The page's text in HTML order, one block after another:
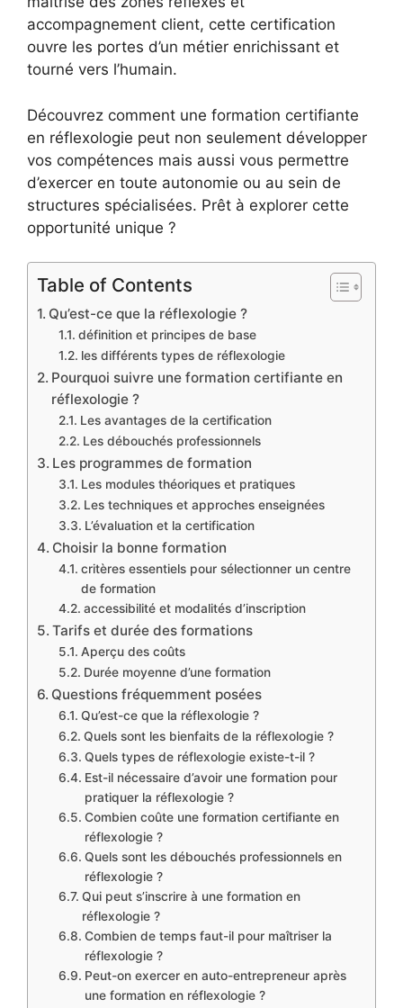
accompagnement client, cette certification
ouvre les portes d’un métier enrichissant et
tourné vers l’humain.
Découvrez comment une formation certifiante
en réflexologie peut non seulement développer
vos compétences mais aussi vous permettre
d’exercer en toute autonomie ou au sein de
structures spécialisées. Prêt à explorer cette
opportunité unique ?
Table of Contents
Qu’est-ce que la réflexologie ?
définition et principes de base
les différents types de réflexologie
Pourquoi suivre une formation certifiante en
réflexologie ?
Les avantages de la certification
Les débouchés professionnels
Les programmes de formation
Les modules théoriques et pratiques
Les techniques et approches enseignées
L’évaluation et la certification
Choisir la bonne formation
critères essentiels pour sélectionner un centre
de formation
accessibilité et modalités d’inscription
Tarifs et durée des formations
Aperçu des coûts
Durée moyenne d’une formation
Questions fréquemment posées
Qu’est-ce que la réflexologie ?
Quels sont les bienfaits de la réflexologie ?
Quels types de réflexologie existe-t-il ?
Est-il nécessaire d’avoir une formation pour
pratiquer la réflexologie ?
Combien coûte une formation certifiante en
réflexologie ?
Quels sont les débouchés professionnels en
réflexologie ?
Qui peut s’inscrire à une formation en
réflexologie ?
Combien de temps faut-il pour maîtriser la
réflexologie ?
Peut-on exercer en auto-entrepreneur après
une formation en réflexologie ?